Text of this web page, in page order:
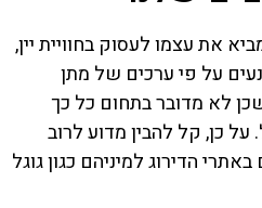
את עצמו לעסוק בחוויית יין,
על פי ערכים של מתן
לא מדובר בתחום כל כך
על כן, קל להבין מדוע לרוב
הדירוג למיניהם כגון גוגל